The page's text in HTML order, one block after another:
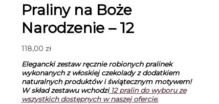
Praliny na Boże
Narodzenie – 12
118,00 zł
Elegancki zestaw ręcznie robionych pralinek
wykonanych z włoskiej czekoladyz dodatkiem
naturalnych produktów i świątecznym motywem!
W skład zestawu wchodzi12pralin do wyboru ze
wszystkich dostępnych w naszej ofercie.